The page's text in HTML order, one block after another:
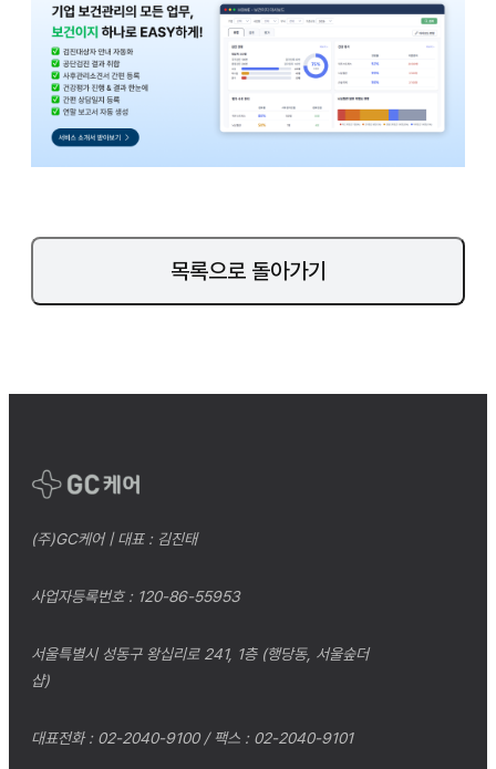
목록으로 돌아가기
(주)GC케어 | 대표 : 김진태
사업자등록번호 : 120-86-55953
서울특별시 성동구 왕십리로 241, 1층 (행당동, 서울숲더
샵)
대표전화 : 02-2040-9100 / 팩스 : 02-2040-9101